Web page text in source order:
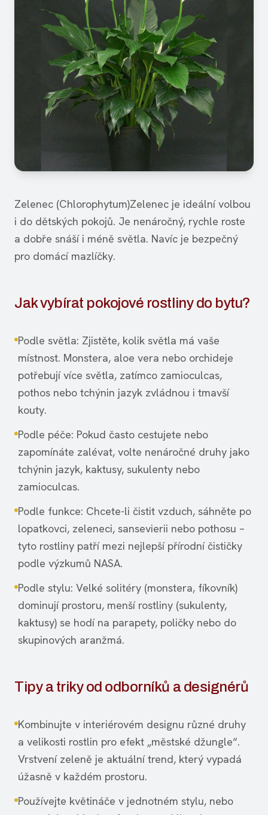
Zelenec (Chlorophytum)Zelenec je ideální volbou
i do dětských pokojů. Je nenáročný, rychle roste
a dobře snáší i méně světla. Navíc je bezpečný
pro domácí mazlíčky.
Jak vybírat pokojové rostliny do bytu?
Podle světla: Zjistěte, kolik světla má vaše
místnost. Monstera, aloe vera nebo orchideje
potřebují více světla, zatímco zamioculcas,
pothos nebo tchýnin jazyk zvládnou i tmavší
kouty.
Podle péče: Pokud často cestujete nebo
zapomínáte zalévat, volte nenáročné druhy jako
tchýnin jazyk, kaktusy, sukulenty nebo
zamioculcas.
Podle funkce: Chcete-li čistit vzduch, sáhněte po
lopatkovci, zeleneci, sansevierii nebo pothosu –
tyto rostliny patří mezi nejlepší přírodní čističky
podle výzkumů NASA.
Podle stylu: Velké solitéry (monstera, fíkovník)
dominují prostoru, menší rostliny (sukulenty,
kaktusy) se hodí na parapety, poličky nebo do
skupinových aranžmá.
Tipy a triky od odborníků a designérů
Kombinujte v interiérovém designu různé druhy
a velikosti rostlin pro efekt „městské džungle“.
Vrstvení zeleně je aktuální trend, který vypadá
úžasně v každém prostoru.
Používejte květináče v jednotném stylu, nebo